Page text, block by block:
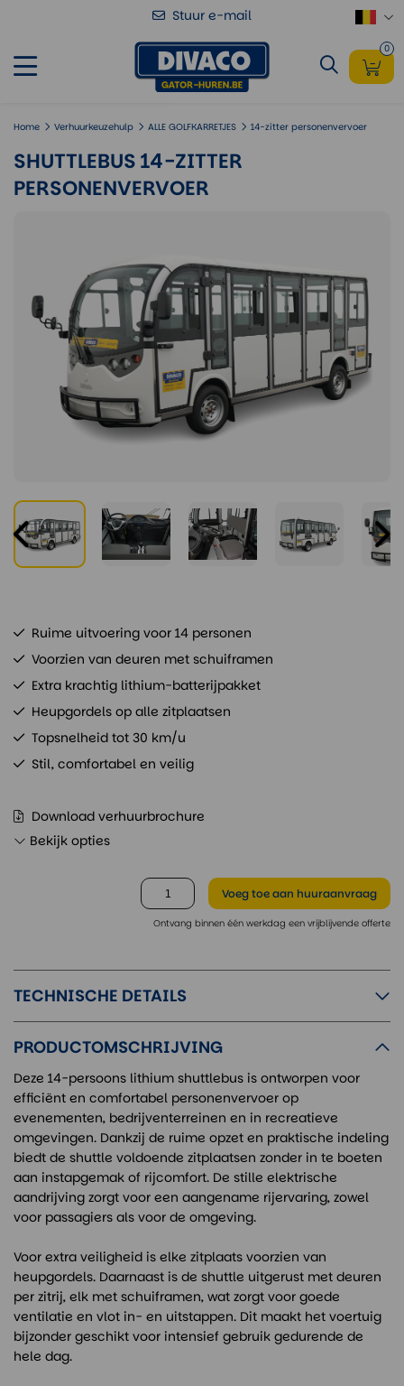
Stuur e-mail
0
Home Verhuurkeuzehulp ALLE GOLFKARRETJES 14-zitter personenvervoer
SHUTTLEBUS 14-ZITTER
PERSONENVERVOER
Ruime uitvoering voor 14 personen
Voorzien van deuren met schuiframen
Extra krachtig lithium-batterijpakket
Heupgordels op alle zitplaatsen
Topsnelheid tot 30 km/u
Stil, comfortabel en veilig
Download verhuurbrochure
Bekijk opties
Voeg toeaan huuraanvraag
Ontvang binnen één werkdag een vrijblijvende offerte
TECHNISCHE DETAILS
PRODUCTOMSCHRIJVING
Deze 14-persoons lithium shuttlebus is ontworpen voor
efficiënt en comfortabel personenvervoer op
evenementen, bedrijventerreinen en in recreatieve
omgevingen. Dankzij de ruime opzet en praktische indeling
biedt de shuttle voldoende zitplaatsen zonder in te boeten
aan instapgemak of rijcomfort. De stille elektrische
aandrijving zorgt voor een aangename rijervaring, zowel
voor passagiers als voor de omgeving.
Voor extra veiligheid is elke zitplaats voorzien van
heupgordels. Daarnaast is de shuttle uitgerust met deuren
per zitrij, elk met schuiframen, wat zorgt voor goede
ventilatie en vlot in- en uitstappen. Dit maakt het voertuig
bijzonder geschikt voor intensief gebruik gedurende de
hele dag.
Shuttlebus 14-zitter personenvervoer